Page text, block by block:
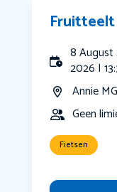
8
2026 |
Annie
Geen
Fietsen